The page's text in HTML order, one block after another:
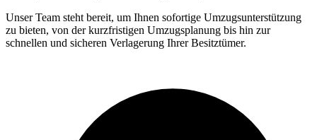
Unser Team steht bereit, um Ihnen sofortige Umzugsunterstützung
zu bieten, von der kurzfristigen Umzugsplanung bis hin zur
schnellen und sicheren Verlagerung Ihrer Besitztümer.